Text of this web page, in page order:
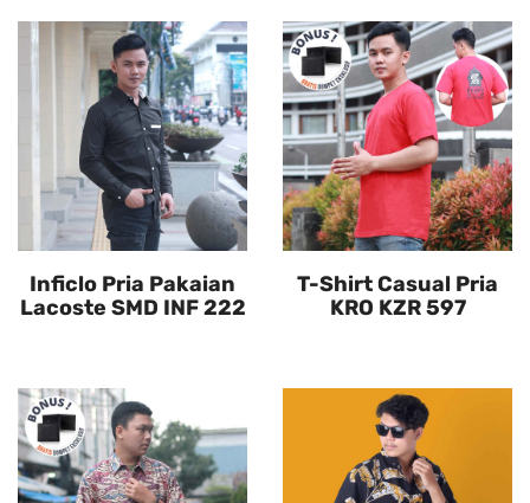
Inficlo Pria Pakaian
Lacoste SMD INF 222
T-Shirt Casual Pria
KRO KZR 597